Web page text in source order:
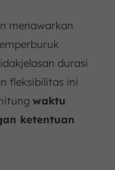
menawarkan
durasi
fleksibilitas ini
waktu
ketentuan